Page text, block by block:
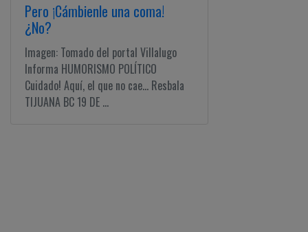
Pero ¡Cámbienle una coma!
¿No?
Imagen: Tomado del portal Villalugo
Informa HUMORISMO POLÍTICO
Cuidado! Aquí, el que no cae... Resbala
TIJUANA BC 19 DE ...